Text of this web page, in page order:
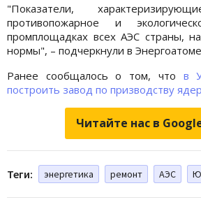
"Показатели,
противопожарное и
промплощадках всех АЭС страны,
нормы", – подчеркнули в
Ранее сообщалось о том, что в
построить завод по призводству
Читайте нас в
Теги: энергетика ремонт АЭС